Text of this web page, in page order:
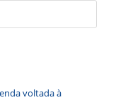
a
voltada à